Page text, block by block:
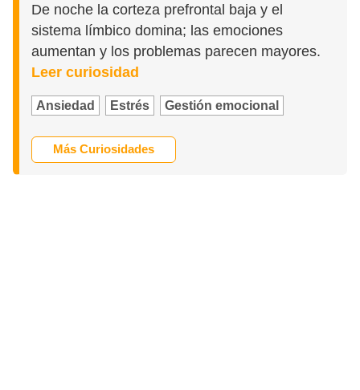
De noche la corteza prefrontal baja y el
sistema límbico domina; las emociones
aumentan y los problemas parecen mayores.
Leer curiosidad
Ansiedad Estrés Gestión emocional
Más Curiosidades